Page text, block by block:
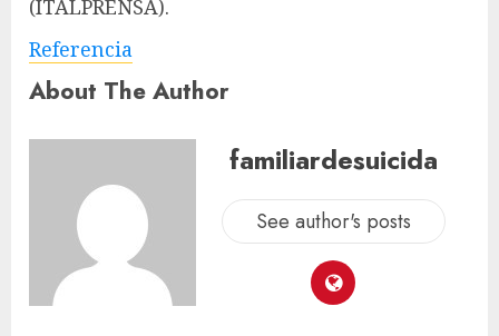
(ITALPRENSA).
Referencia
About The Author
familiardesuicida
See author's posts